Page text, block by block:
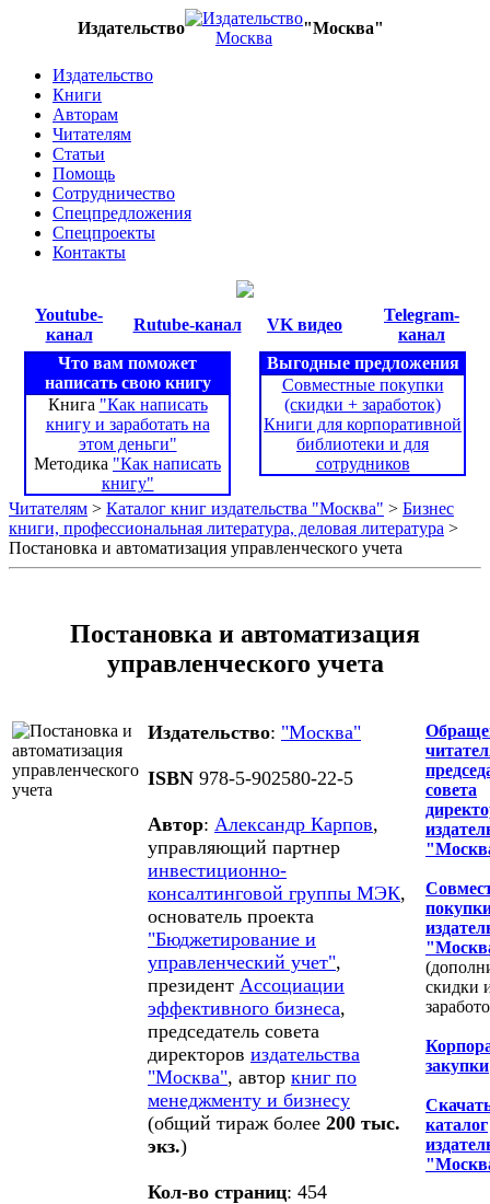
Издательство "Москва"
Издательство
Книги
Авторам
Читателям
Статьи
Помощь
Сотрудничество
Спецпредложения
Спецпроекты
Контакты
Youtube-
канал
Rutube-канал VK видео
Telegram-
канал
Что вам поможет
написать свою книгу
Книга "Как написать
книгу и заработать на
этом деньги"
Методика "Как написать
книгу"
Выгодные предложения
Совместные покупки
(скидки + заработок)
Книги для корпоративной
библиотеки и для
сотрудников
Читателям > Каталог книг издательства "Москва" > Бизнес
книги, профессиональная литература, деловая литература >
Постановка и автоматизация управленческого учета
Постановка и автоматизация
управленческого учета
Издательство: "Москва"
ISBN 978-5-902580-22-5
Автор: Александр Карпов,
управляющий партнер
инвестиционно-
консалтинговой группы МЭК,
основатель проекта
"Бюджетирование и
управленческий учет",
президент Ассоциации
эффективного бизнеса,
председатель совета
директоров издательства
"Москва", автор книг по
менеджменту и бизнесу
(общий тираж более 200 тыс.
экз.)
Кол-во страниц: 454
совета
скидки
закупки
каталог